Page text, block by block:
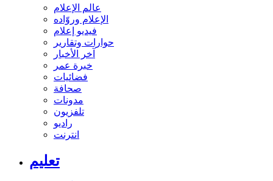
عالم الإعلام
الإعلام وروّاده
فيديو إعلام
حوارات وتقارير
آخر الأخبار
خبرة عمر
فضائيات
صحافة
مدونات
تلفزيون
راديو
انترنت
تعليم